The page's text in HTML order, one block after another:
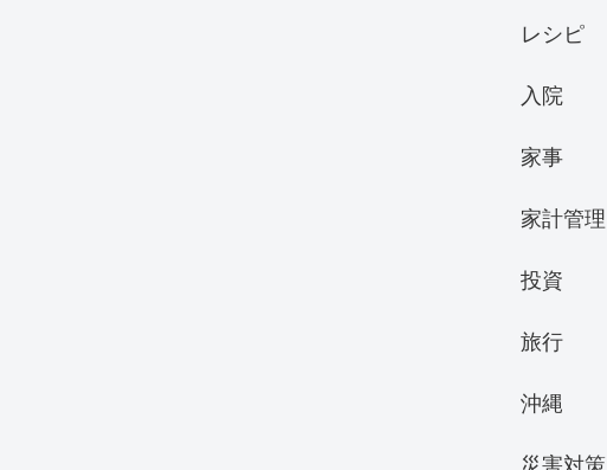
レシピ
入院
家事
家計管理
投資
旅行
沖縄
災害対策